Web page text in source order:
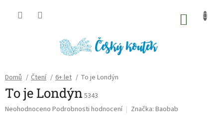
Domů / Čtení / 6+ let / To je Londýn
To je Londýn5343
Průměrné
Neohodnoceno Podrobnosti hodnocení Značka: Baobab